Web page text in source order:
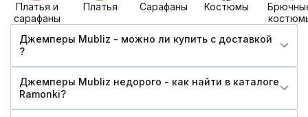
Платья и
сарафаны
Платья Сарафаны Костюмы
Джемперы Mubliz - можно ли купить c доставкой
?
Джемперы Mubliz недорого - как найти в каталоге
Ramonki?